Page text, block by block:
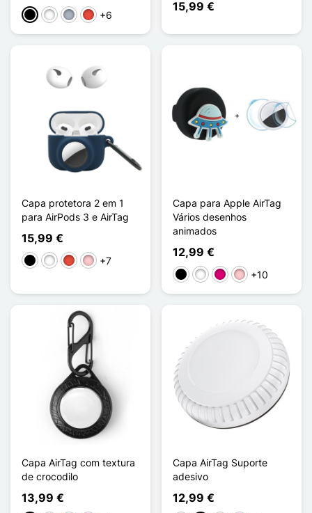
PretoBrancoCinzento
Vermelho
+6
15,99 €
Capa protetora 2 em 1
para AirPods 3 e AirTag
15,99 €
PretoBrancoVermelho
Rosa+7
Capa para Apple AirTag
Vários desenhos
animados
12,99 €
PretoBrancoMagenta
Rosa+10
Capa AirTag com textura
de crocodilo
13,99 €
Capa AirTag Suporte
adesivo
12,99 €